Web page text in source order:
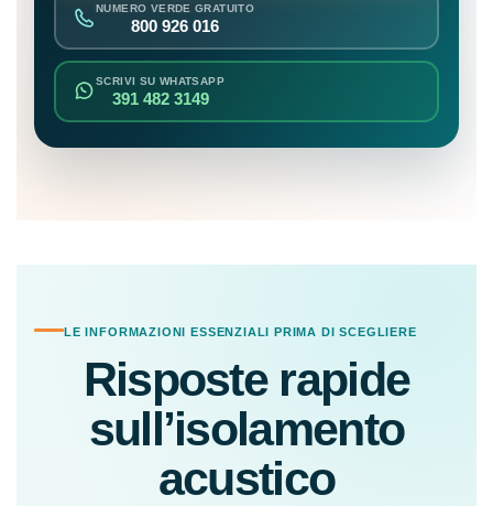
NUMERO VERDE GRATUITO
800 926 016
SCRIVI SU WHATSAPP
391 482 3149
LE INFORMAZIONI ESSENZIALI PRIMA DI SCEGLIERE
Risposte rapide
sull’isolamento
acustico